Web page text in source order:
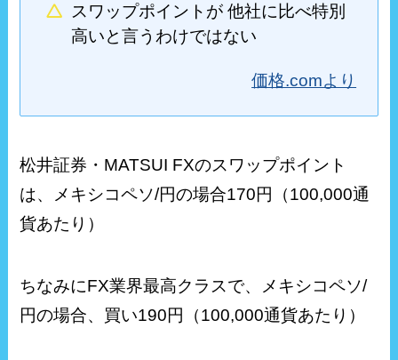
スワップポイントが 他社に比べ特別
高いと言うわけではない
価格.comより
松井証券・MATSUI FXのスワップポイント
は、メキシコペソ/円の場合170円（100,000通
貨あたり）
ちなみにFX業界最高クラスで、メキシコペソ/
円の場合、買い190円（100,000通貨あたり）